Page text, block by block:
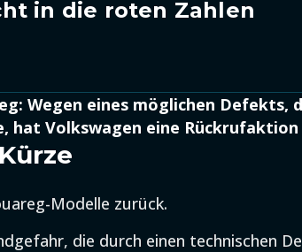
in die roten Zahlen
Wegen eines möglichen Defekts,
hat Volkswagen eine
Modelle zurück.
die durch einen technischen